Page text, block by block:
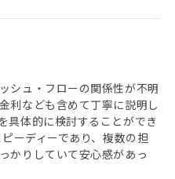
シュ・フローの関係性が不明
利なども含めて丁寧に説明し
具体的に検討することができ
ーディーであり、複数の担
かりしていて安心感があっ